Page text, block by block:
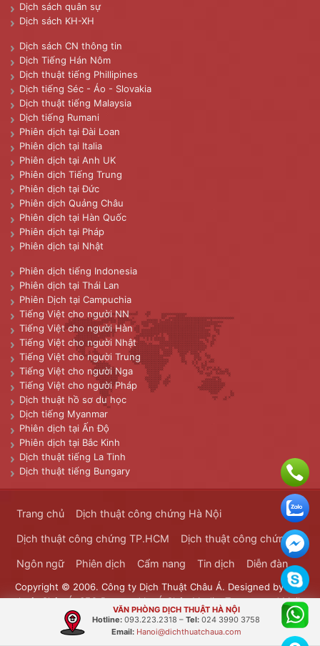
Dịch sách quân sự
Dịch sách KH-XH
Dịch sách CN thông tin
Dịch Tiếng Hán Nôm
Dịch thuật tiếng Phillipines
Dịch tiếng Séc - Áo - Slovakia
Dịch thuật tiếng Malaysia
Dịch tiếng Rumani
Phiên dịch tại Đài Loan
Phiên dịch tại Italia
Phiên dịch tại Anh UK
Phiên dịch Tiếng Trung
Phiên dịch tại Đức
Phiên dịch Quảng Châu
Phiên dịch tại Hàn Quốc
Phiên dịch tại Pháp
Phiên dịch tại Nhật
Phiên dịch tiếng Indonesia
Phiên dịch tại Thái Lan
Phiên Dịch tại Campuchia
Tiếng Việt cho người NN
Tiếng Việt cho người Hàn
Tiếng Việt cho người Nhật
Tiếng Việt cho người Trung
Tiếng Việt cho người Nga
Tiếng Việt cho người Pháp
Dịch thuật hồ sơ du học
Dịch tiếng Myanmar
Phiên dịch tại Ấn Độ
Phiên dịch tại Bắc Kinh
Dịch thuật tiếng La Tinh
Dịch thuật tiếng Bungary
Trang chủ Dịch thuật công chứng Hà Nội
Dịch thuật công chứng TP.HCM Dịch thuật công chứng
Ngôn ngữ Phiên dịch Cẩm nang Tin dịch Diễn đàn
Copyright © 2006. Công ty Dịch Thuật Châu Á. Designed byDịch
thuật Châu Á. SEO Powered byÁ Châu Media. Transported Mails
Bưu Chính Đông Dương
VĂN PHÒNG DỊCH THUẬT HÀ NỘI
Hotline: 093.223.2318 – Tel: 024 3990 3758
Email: Hanoi@dichthuatchaua.com